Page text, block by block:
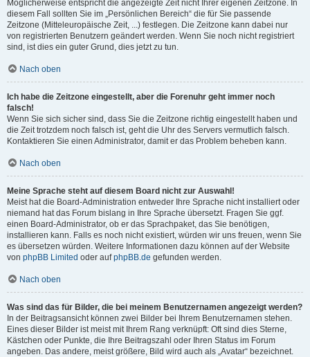
Möglicherweise entspricht die angezeigte Zeit nicht Ihrer eigenen Zeitzone. In
diesem Fall sollten Sie im „Persönlichen Bereich“ die für Sie passende
Zeitzone (Mitteleuropäische Zeit, ...) festlegen. Die Zeitzone kann dabei nur
von registrierten Benutzern geändert werden. Wenn Sie noch nicht registriert
sind, ist dies ein guter Grund, dies jetzt zu tun.
Nach oben
Ich habe die Zeitzone eingestellt, aber die Forenuhr geht immer noch
falsch!
Wenn Sie sich sicher sind, dass Sie die Zeitzone richtig eingestellt haben und
die Zeit trotzdem noch falsch ist, geht die Uhr des Servers vermutlich falsch.
Kontaktieren Sie einen Administrator, damit er das Problem beheben kann.
Nach oben
Meine Sprache steht auf diesem Board nicht zur Auswahl!
Meist hat die Board-Administration entweder Ihre Sprache nicht installiert oder
niemand hat das Forum bislang in Ihre Sprache übersetzt. Fragen Sie ggf.
einen Board-Administrator, ob er das Sprachpaket, das Sie benötigen,
installieren kann. Falls es noch nicht existiert, würden wir uns freuen, wenn Sie
es übersetzen würden. Weitere Informationen dazu können auf der Website
von phpBB Limited oder aufphpBB.de gefunden werden.
Nach oben
Was sind das für Bilder, die bei meinem Benutzernamen angezeigt werden?
In der Beitragsansicht können zwei Bilder bei Ihrem Benutzernamen stehen.
Eines dieser Bilder ist meist mit Ihrem Rang verknüpft: Oft sind dies Sterne,
Kästchen oder Punkte, die Ihre Beitragszahl oder Ihren Status im Forum
angeben. Das andere, meist größere, Bild wird auch als „Avatar“ bezeichnet.